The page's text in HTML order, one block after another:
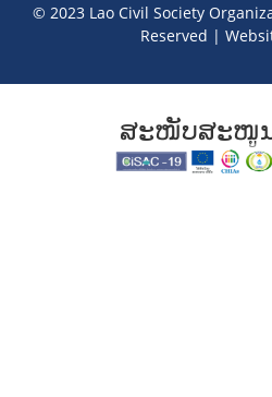
© 2023 Lao Civil Society
Reserved |
ສະໜັບສະໜູ